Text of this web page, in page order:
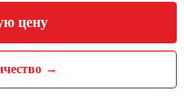
цену
→